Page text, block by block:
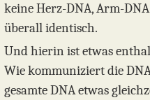
keine Herz-DNA, Arm-
überall identisch.
Und hierin ist etwas
Wie kommuniziert die
gesamte DNA etwas